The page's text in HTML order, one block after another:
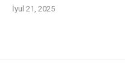
İyul 21, 2025